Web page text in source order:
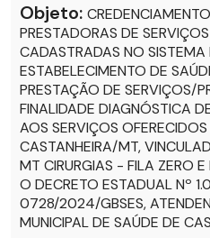
Objeto:
PRESTADORAS DE
CADASTRADAS NO SISTEMA
ESTABELECIMENTO DE
PRESTAÇÃO DE SERVIÇOS/
FINALIDADE DIAGNÓSTICA
AOS SERVIÇOS
CASTANHEIRA/MT,
MT CIRURGIAS - FILA ZERO
O DECRETO ESTADUAL Nº
0728/2024/GBSES,
MUNICIPAL DE SAÚDE DE